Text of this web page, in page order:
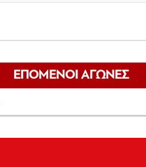
ΕΠΟΜΕΝΟΙ ΑΓΩΝΕΣ